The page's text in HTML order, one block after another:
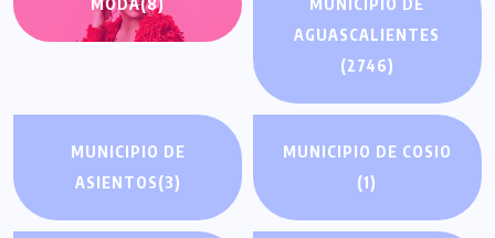
MODA(8)
MUNICIPIO DE
AGUASCALIENTES
(2746)
MUNICIPIO DE
ASIENTOS(3)
MUNICIPIO DE COSIO
(1)